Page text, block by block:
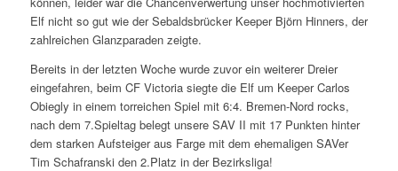
Elf nicht so gut wie der Sebaldsbrücker Keeper Björn Hinners, der
zahlreichen Glanzparaden zeigte.
Bereits in der letzten Woche wurde zuvor ein weiterer Dreier
eingefahren, beim CF Victoria siegte die Elf um Keeper Carlos
Obiegly in einem torreichen Spiel mit 6:4. Bremen-Nord rocks,
nach dem 7.Spieltag belegt unsere SAV II mit 17 Punkten hinter
dem starken Aufsteiger aus Farge mit dem ehemaligen SAVer
Tim Schafranski den 2.Platz in der Bezirksliga!